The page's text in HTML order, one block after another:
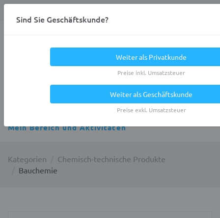
Mein Bereich und Aktivitäten
Kategorien
Chemisch-technische Produkte
Bauchemie
Sind Sie Geschäftskunde?
Weiter als Privatkunde
Preise inkl. Umsatzsteuer
Weiter als Geschäftskunde
Preise exkl. Umsatzsteuer